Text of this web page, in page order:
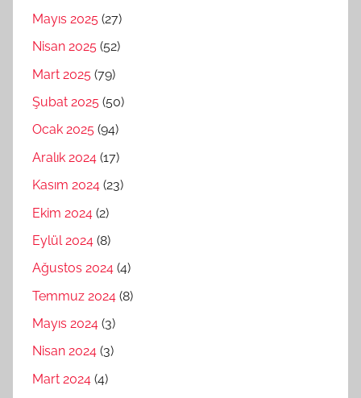
Mayıs 2025 (27)
Nisan 2025 (52)
Mart 2025 (79)
Şubat 2025 (50)
Ocak 2025 (94)
Aralık 2024 (17)
Kasım 2024 (23)
Ekim 2024 (2)
Eylül 2024 (8)
Ağustos 2024 (4)
Temmuz 2024 (8)
Mayıs 2024 (3)
Nisan 2024 (3)
Mart 2024 (4)